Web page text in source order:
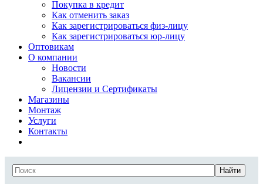
Покупка в кредит
Как отменить заказ
Как зарегистрироваться физ-лицу
Как зарегистрироваться юр-лицу
Оптовикам
О компании
Новости
Вакансии
Лицензии и Сертификаты
Магазины
Монтаж
Услуги
Контакты
Найти